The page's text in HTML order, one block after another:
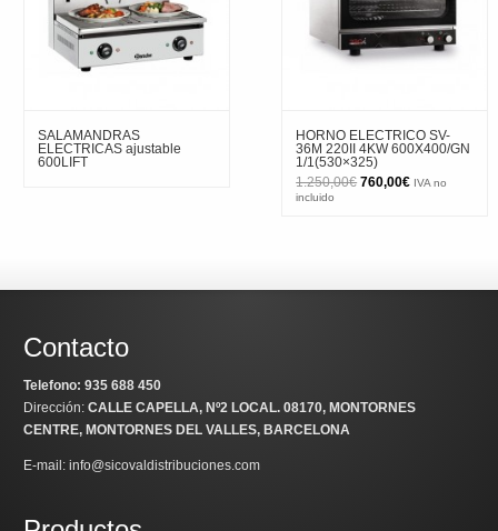
SALAMANDRAS
ELECTRICAS ajustable
600LIFT
HORNO ELECTRICO SV-
36M 220II 4KW 600X400/GN
1/1(530×325)
1.250,00€ El
precio
760,00€ElIVA no
incluido
Contacto
Telefono: 935 688 450
Dirección:CALLE CAPELLA, Nº2 LOCAL. 08170, MONTORNES
CENTRE, MONTORNES DEL VALLES, BARCELONA
E-mail: info@sicovaldistribuciones.com